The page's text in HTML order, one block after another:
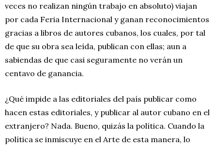
veces no realizan ningún trabajo en absoluto) viajan
por cada Feria Internacional y ganan reconocimientos
gracias a libros de autores cubanos, los cuales, por tal
de que su obra sea leída, publican con ellas; aun a
sabiendas de que casi seguramente no verán un
centavo de ganancia.
¿Qué impide a las editoriales del país publicar como
hacen estas editoriales, y publicar al autor cubano en el
extranjero? Nada. Bueno, quizás la política. Cuando la
política se inmiscuye en el Arte de esta manera, lo